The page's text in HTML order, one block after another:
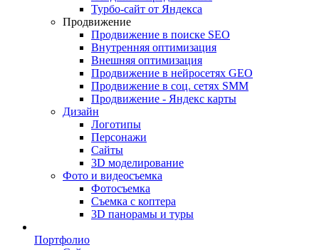
Турбо-сайт от Яндекса
Продвижение
Продвижение в поиске SEO
Внутренняя оптимизация
Внешняя оптимизация
Продвижение в нейросетях GEO
Продвижение в соц. сетях SMM
Продвижение - Яндекс карты
Дизайн
Логотипы
Персонажи
Сайты
3D моделирование
Фото и видеосъемка
Фотосъемка
Съемка с коптера
3D панорамы и туры
Портфолио